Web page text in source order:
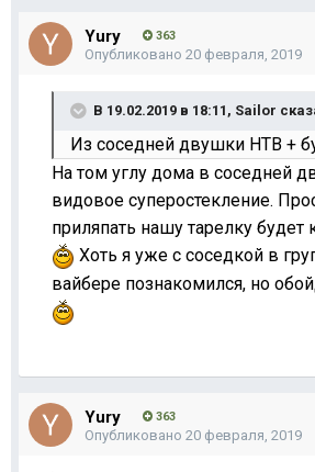
Yury 363
Опубликовано 20 февраля, 2019
В 19.02.2019 в 18:11, Sailor
Из соседней двушки НТВ +
На том углу дома в соседней
видовое суперостекление.
приляпать нашу тарелку будет
Хоть я уже с соседкой в
вайбере познакомился, но
Yury 363
Опубликовано 20 февраля, 2019